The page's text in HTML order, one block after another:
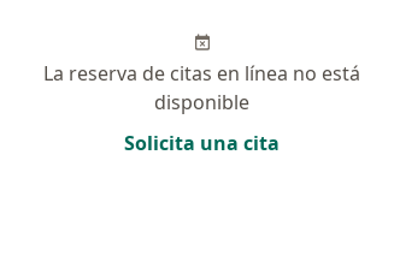
La reserva de citas en línea no está
disponible
Solicita una cita